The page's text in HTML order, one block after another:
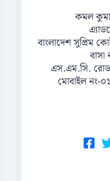
কমল
বাংলাদেশ সুপ্রিম
এস.এম.সি. রোড
মোবাইল নং-